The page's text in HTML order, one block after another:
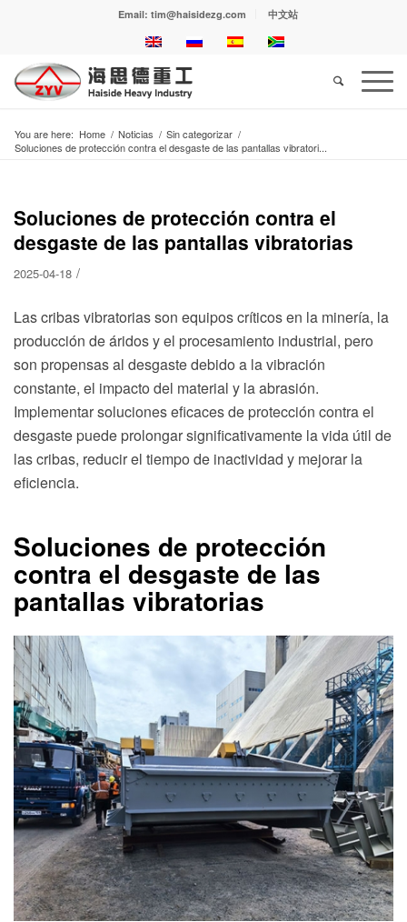
Email: tim@haisidezg.com 中文站
You are here: Home / Noticias / Sin categorizar /
Soluciones de protección contra el desgaste de las pantallas vibratori...
Soluciones de protección contra el
desgaste de las pantallas vibratorias
2025-04-18 /
Las cribas vibratorias son equipos críticos en la minería, la
producción de áridos y el procesamiento industrial, pero
son propensas al desgaste debido a la vibración
constante, el impacto del material y la abrasión.
Implementar soluciones eficaces de protección contra el
desgaste puede prolongar significativamente la vida útil de
las cribas, reducir el tiempo de inactividad y mejorar la
eficiencia.
Soluciones de protección
contra el desgaste de las
pantallas vibratorias